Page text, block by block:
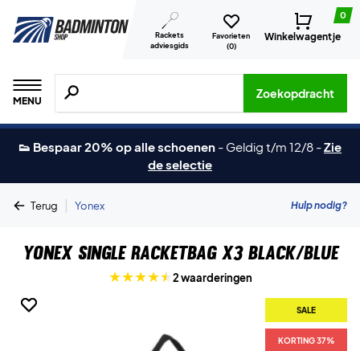
Rackets
adviesgids
Favorieten
(0)
0
Winkelwagentje
MENU
Zoeken naar producten, merken etc.
Zoekopdracht
👟 Bespaar 20% op alle schoenen - Geldig t/m 12/8 -Zie
de selectie
Terug | Yonex Hulp nodig?
Yonex Single Racketbag X3 Black/Blue
2 waarderingen
SALE
KORTING 37%
SALE
KORTING 37%